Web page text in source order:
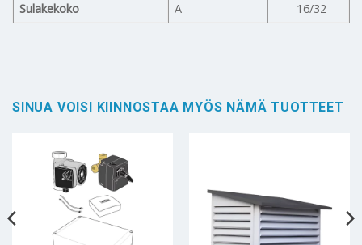
Sulakekoko
A 16/32
SINUA VOISI KIINNOSTAA MYÖS NÄMÄ TUOTTEET